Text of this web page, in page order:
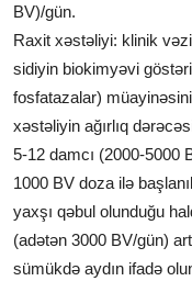
BV)/gün.
Raxit xəstəliyi: klinik
sidiyin biokimyəvi
fosfatazalar)
xəstəliyin ağırlıq
5-12 damcı (2000-5000
1000 BV doza ilə
yaxşı qəbul olunduğu
(adətən 3000 BV/gün)
sümükdə aydın ifadə